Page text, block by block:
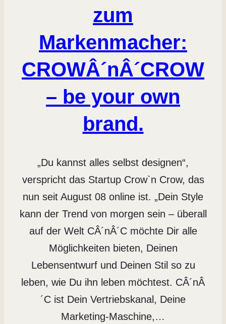
zum
Markenmacher:
CROWÂ´nÂ´CROW
– be your own
brand.
„Du kannst alles selbst designen“,
verspricht das Startup Crow`n Crow, das
nun seit August 08 online ist. „Dein Style
kann der Trend von morgen sein – überall
auf der Welt CÂ´nÂ´C möchte Dir alle
Möglichkeiten bieten, Deinen
Lebensentwurf und Deinen Stil so zu
leben, wie Du ihn leben möchtest. CÂ´nÂ
´C ist Dein Vertriebskanal, Deine
Marketing-Maschine,…